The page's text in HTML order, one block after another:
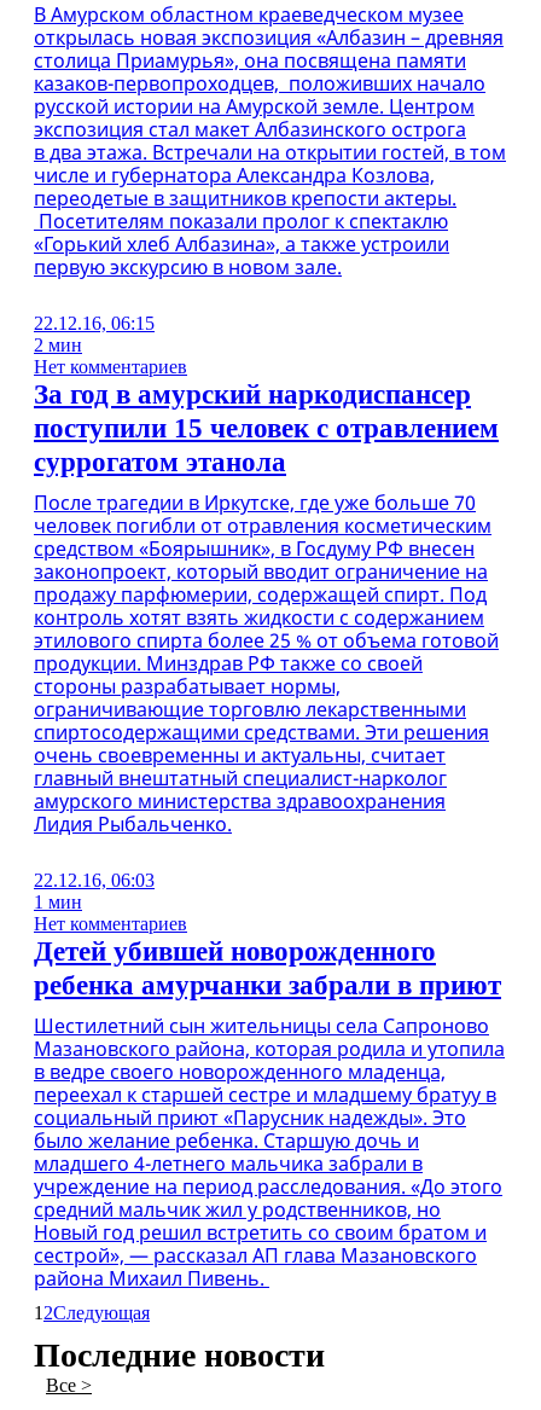
В Амурском областном краеведческом музее
открылась новая экспозиция «Албазин – древняя
столица Приамурья», она посвящена памяти
казаков-первопроходцев, положивших начало
русской истории на Амурской земле. Центром
экспозиция стал макет Албазинского острога
в два этажа. Встречали на открытии гостей, в том
числе и губернатора Александра Козлова,
переодетые в защитников крепости актеры.
Посетителям показали пролог к спектаклю
«Горький хлеб Албазина», а также устроили
первую экскурсию в новом зале.
22.12.16, 06:15
2 мин
Нет комментариев
За год в амурский наркодиспансер
поступили 15 человек с отравлением
суррогатом этанола
После трагедии в Иркутске, где уже больше 70
человек погибли от отравления косметическим
средством «Боярышник», в Госдуму РФ внесен
законопроект, который вводит ограничение на
продажу парфюмерии, содержащей спирт. Под
контроль хотят взять жидкости с содержанием
этилового спирта более 25 % от объема готовой
продукции. Минздрав РФ также со своей
стороны разрабатывает нормы,
ограничивающие торговлю лекарственными
спиртосодержащими средствами. Эти решения
очень своевременны и актуальны, считает
главный внештатный специалист-нарколог
амурского министерства здравоохранения
Лидия Рыбальченко.
22.12.16, 06:03
1 мин
Нет комментариев
Детей убившей новорожденного
ребенка амурчанки забрали в приют
Шестилетний сын жительницы села Сапроново
Мазановского района, которая родила и утопила
в ведре своего новорожденного младенца,
переехал к старшей сестре и младшему братуу в
социальный приют «Парусник надежды». Это
было желание ребенка. Старшую дочь и
младшего 4-летнего мальчика забрали в
учреждение на период расследования. «До этого
средний мальчик жил у родственников, но
Новый год решил встретить со своим братом и
сестрой», — рассказал АП глава Мазановского
района Михаил Пивень.
1 2Следующая
Последние новости
Все >